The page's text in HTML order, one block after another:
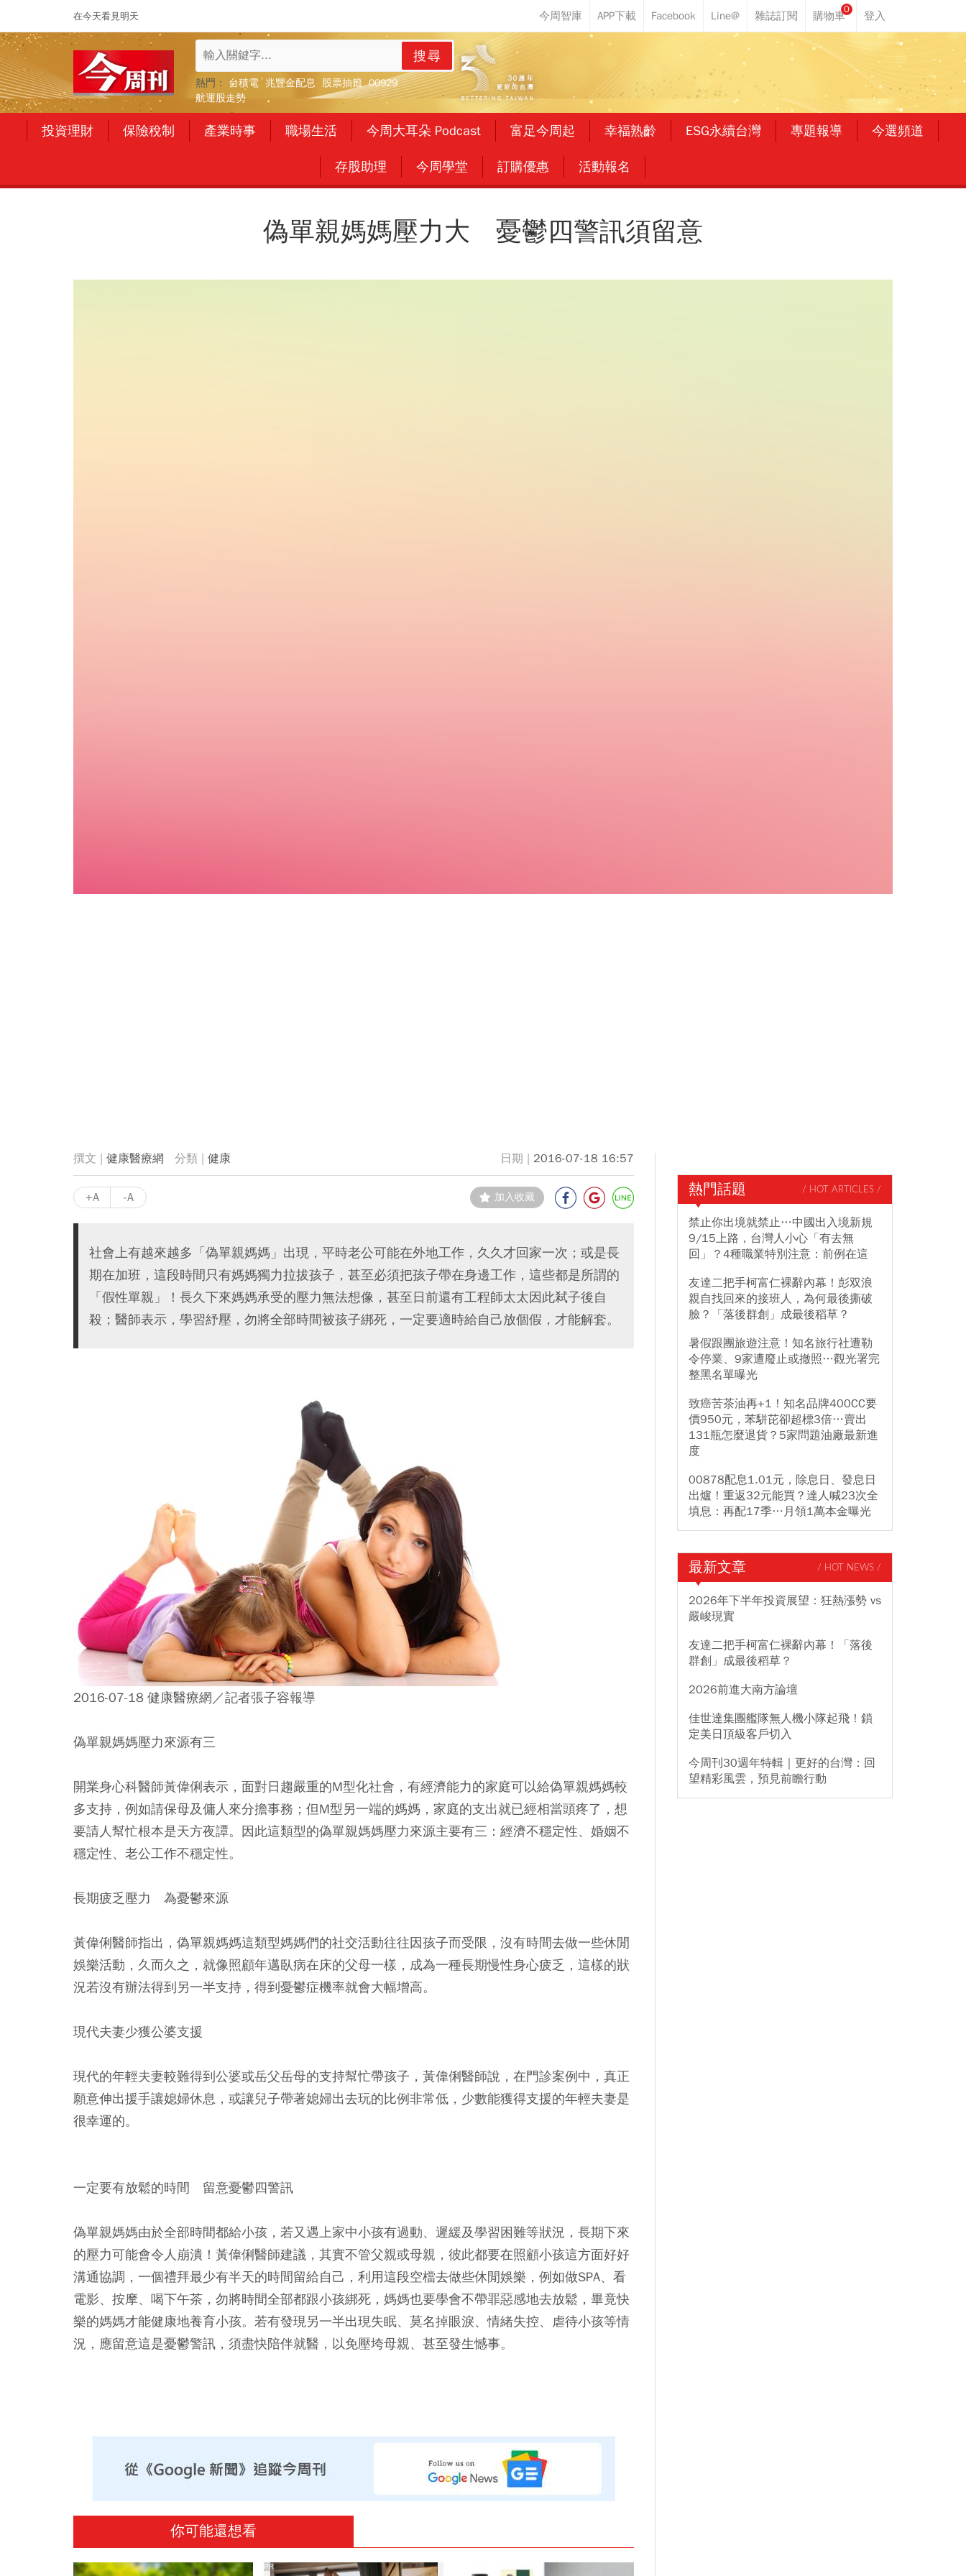
在今天看見明天
0
搜尋
熱門： 台積電 兆豐金配息 股票抽籤 00929
航運股走勢
投資理財 保險稅制 產業時事 職場生活 今周大耳朵 Podcast 富足今周起 幸福熟齡 ESG永續台灣 專題報導 今選頻道
存股助理 今周學堂 訂購優惠 活動報名
偽單親媽媽壓力大 憂鬱四警訊須留意
健康醫療網 健康 2016-07-18 16:57
+A -A 加入收藏
社會上有越來越多「偽單親媽媽」出現，平時老公可能在外地工作，久久才回家一次；或是長
期在加班，這段時間只有媽媽獨力拉拔孩子，甚至必須把孩子帶在身邊工作，這些都是所謂的
「假性單親」！長久下來媽媽承受的壓力無法想像，甚至日前還有工程師太太因此弒子後自
殺；醫師表示，學習紓壓，勿將全部時間被孩子綁死，一定要適時給自己放個假，才能解套。
2016-07-18 健康醫療網／記者張子容報導
偽單親媽媽壓力來源有三
開業身心科醫師黃偉俐表示，面對日趨嚴重的M型化社會，有經濟能力的家庭可以給偽單親媽媽較
多支持，例如請保母及傭人來分擔事務；但M型另一端的媽媽，家庭的支出就已經相當頭疼了，想
要請人幫忙根本是天方夜譚。因此這類型的偽單親媽媽壓力來源主要有三：經濟不穩定性、婚姻不
穩定性、老公工作不穩定性。
長期疲乏壓力 為憂鬱來源
黃偉俐醫師指出，偽單親媽媽這類型媽媽們的社交活動往往因孩子而受限，沒有時間去做一些休閒
娛樂活動，久而久之，就像照顧年邁臥病在床的父母一樣，成為一種長期慢性身心疲乏，這樣的狀
況若沒有辦法得到另一半支持，得到憂鬱症機率就會大幅增高。
現代夫妻少獲公婆支援
現代的年輕夫妻較難得到公婆或岳父岳母的支持幫忙帶孩子，黃偉俐醫師說，在門診案例中，真正
願意伸出援手讓媳婦休息，或讓兒子帶著媳婦出去玩的比例非常低，少數能獲得支援的年輕夫妻是
很幸運的。
一定要有放鬆的時間 留意憂鬱四警訊
偽單親媽媽由於全部時間都給小孩，若又遇上家中小孩有過動、遲緩及學習困難等狀況，長期下來
的壓力可能會令人崩潰！黃偉俐醫師建議，其實不管父親或母親，彼此都要在照顧小孩這方面好好
溝通協調，一個禮拜最少有半天的時間留給自己，利用這段空檔去做些休閒娛樂，例如做SPA、看
電影、按摩、喝下午茶，勿將時間全部都跟小孩綁死，媽媽也要學會不帶罪惡感地去放鬆，畢竟快
樂的媽媽才能健康地養育小孩。若有發現另一半出現失眠、莫名掉眼淚、情緒失控、虐待小孩等情
況，應留意這是憂鬱警訊，須盡快陪伴就醫，以免壓垮母親、甚至發生憾事。
你可能還想看
PR
熱門話題 / HOT ARTICLES /
禁止你出境就禁止…中國出入境新規
9/15上路，台灣人小心「有去無
回」？4種職業特別注意：前例在這
友達二把手柯富仁裸辭內幕！彭双浪
親自找回來的接班人，為何最後撕破
臉？「落後群創」成最後稻草？
暑假跟團旅遊注意！知名旅行社遭勒
令停業、9家遭廢止或撤照…觀光署完
整黑名單曝光
致癌苦茶油再+1！知名品牌400CC要
價950元，苯駢芘卻超標3倍…賣出
131瓶怎麼退貨？5家問題油廠最新進
度
00878配息1.01元，除息日、發息日
出爐！重返32元能買？達人喊23次全
填息：再配17季…月領1萬本金曝光
最新文章 / HOT NEWS /
2026年下半年投資展望：狂熱漲勢 vs
嚴峻現實
友達二把手柯富仁裸辭內幕！「落後
群創」成最後稻草？
2026前進大南方論壇
佳世達集團艦隊無人機小隊起飛！鎖
定美日頂級客戶切入
今周刊30週年特輯｜更好的台灣：回
望精彩風雲，預見前瞻行動